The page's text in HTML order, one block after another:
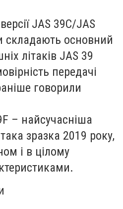
JAS 39C/JAS
складають основний
літаків JAS 39
передачі
говорили
– найсучасніша
зразка 2019 року,
і в цілому